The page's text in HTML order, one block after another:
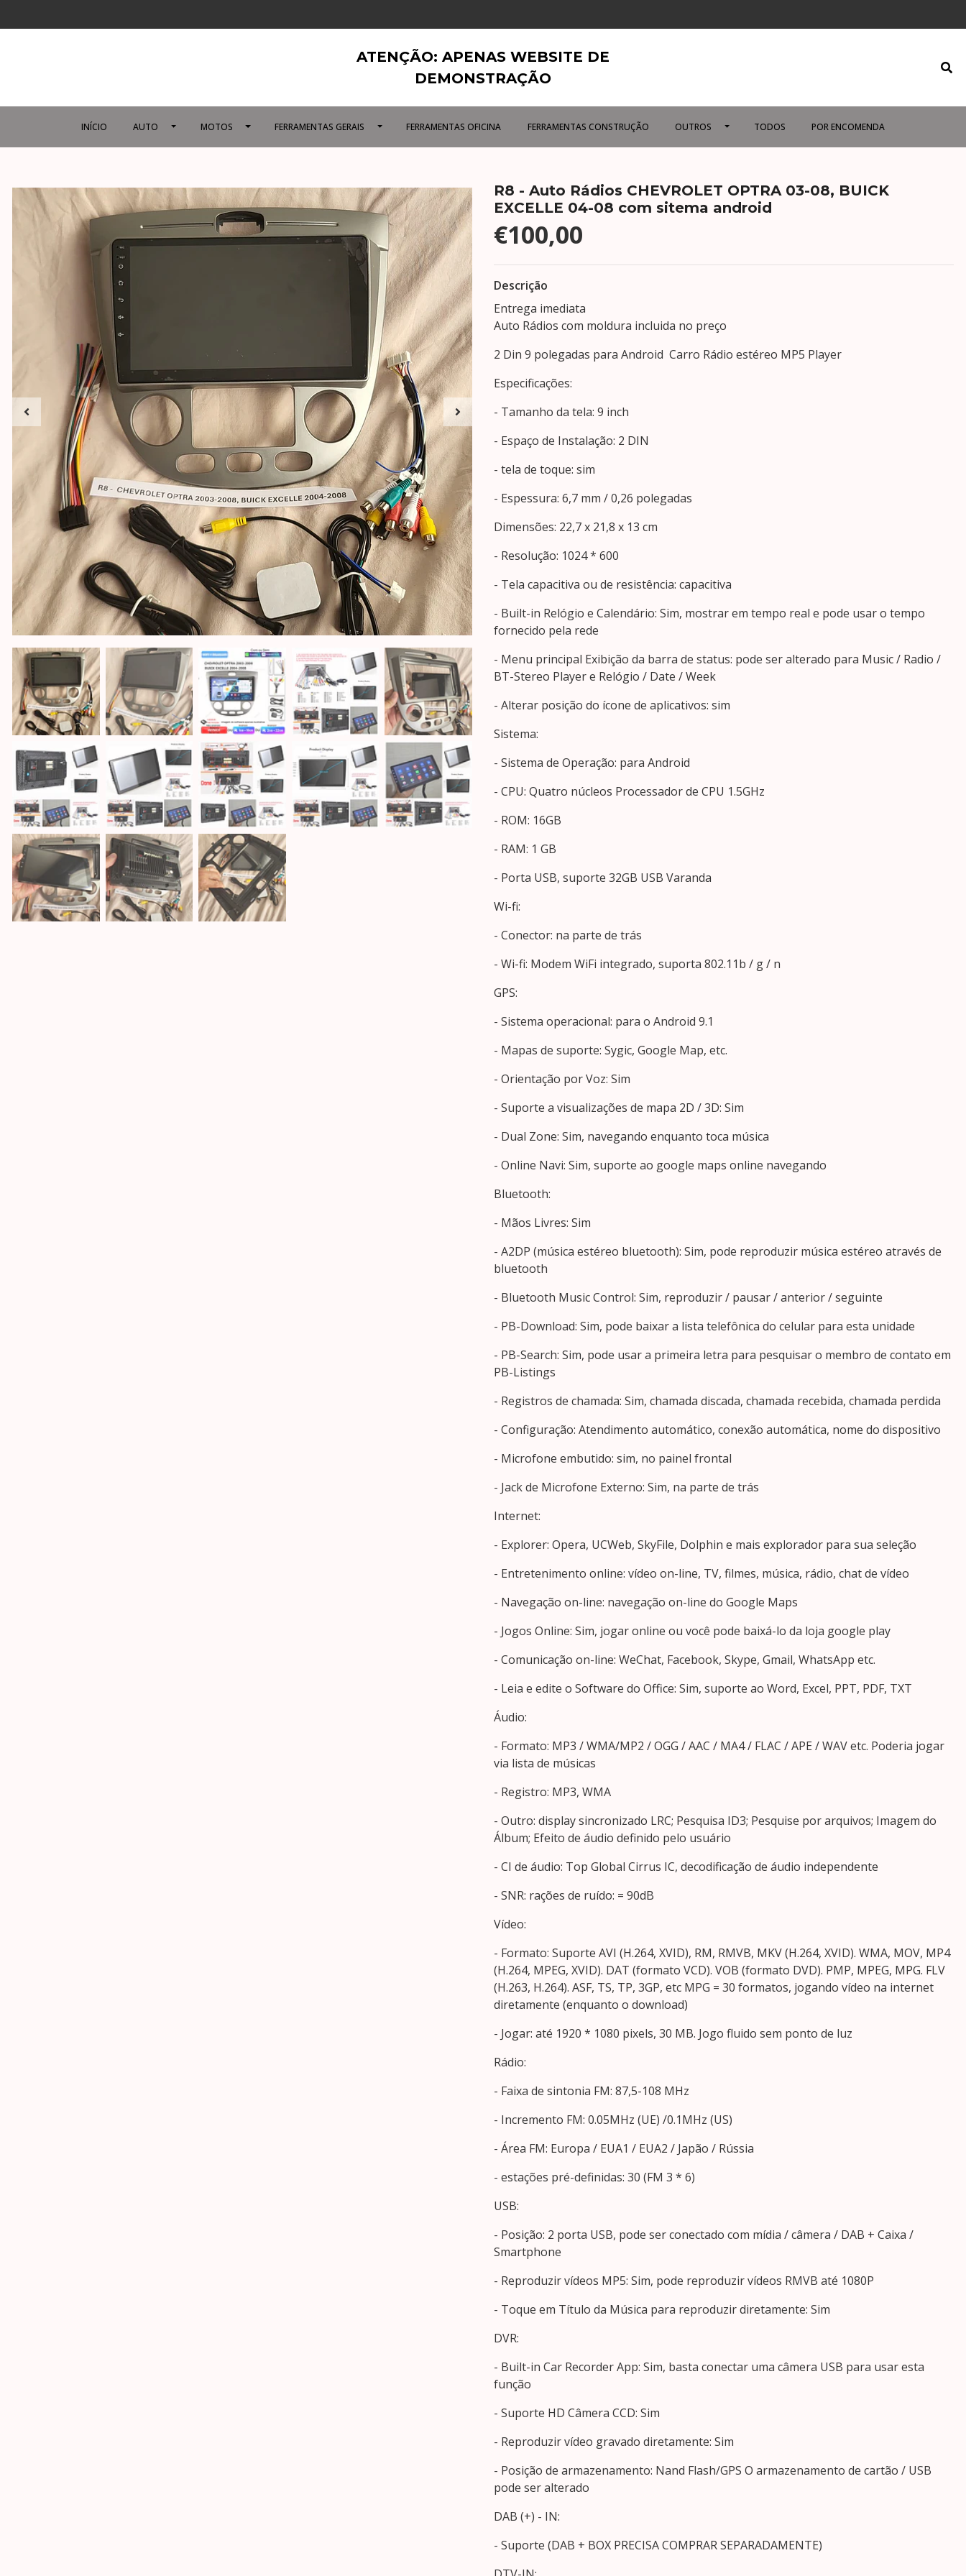
ATENÇÃO: APENAS WEBSITE DE
DEMONSTRAÇÃO
INÍCIO AUTO MOTOS FERRAMENTAS GERAIS FERRAMENTAS OFICINA FERRAMENTAS CONSTRUÇÃO OUTROS TODOS POR ENCOMENDA
R8 - Auto Rádios CHEVROLET OPTRA 03-08, BUICK
EXCELLE 04-08 com sitema android
€100,00
Descrição
Entrega imediata
Auto Rádios com moldura incluida no preço
2 Din 9 polegadas para Android Carro Rádio estéreo MP5 Player
Especificações:
- Tamanho da tela: 9 inch
- Espaço de Instalação: 2 DIN
- tela de toque: sim
- Espessura: 6,7 mm / 0,26 polegadas
Dimensões: 22,7 x 21,8 x 13 cm
- Resolução: 1024 * 600
- Tela capacitiva ou de resistência: capacitiva
- Built-in Relógio e Calendário: Sim, mostrar em tempo real e pode usar o tempo
fornecido pela rede
- Menu principal Exibição da barra de status: pode ser alterado para Music / Radio /
BT-Stereo Player e Relógio / Date / Week
- Alterar posição do ícone de aplicativos: sim
Sistema:
- Sistema de Operação: para Android
- CPU: Quatro núcleos Processador de CPU 1.5GHz
- ROM: 16GB
- RAM: 1 GB
- Porta USB, suporte 32GB USB Varanda
Wi-fi:
- Conector: na parte de trás
- Wi-fi: Modem WiFi integrado, suporta 802.11b / g / n
GPS:
- Sistema operacional: para o Android 9.1
- Mapas de suporte: Sygic, Google Map, etc.
- Orientação por Voz: Sim
- Suporte a visualizações de mapa 2D / 3D: Sim
- Dual Zone: Sim, navegando enquanto toca música
- Online Navi: Sim, suporte ao google maps online navegando
Bluetooth:
- Mãos Livres: Sim
- A2DP (música estéreo bluetooth): Sim, pode reproduzir música estéreo através de
bluetooth
- Bluetooth Music Control: Sim, reproduzir / pausar / anterior / seguinte
- PB-Download: Sim, pode baixar a lista telefônica do celular para esta unidade
- PB-Search: Sim, pode usar a primeira letra para pesquisar o membro de contato em
PB-Listings
- Registros de chamada: Sim, chamada discada, chamada recebida, chamada perdida
- Configuração: Atendimento automático, conexão automática, nome do dispositivo
- Microfone embutido: sim, no painel frontal
- Jack de Microfone Externo: Sim, na parte de trás
Internet:
- Explorer: Opera, UCWeb, SkyFile, Dolphin e mais explorador para sua seleção
- Entretenimento online: vídeo on-line, TV, filmes, música, rádio, chat de vídeo
- Navegação on-line: navegação on-line do Google Maps
- Jogos Online: Sim, jogar online ou você pode baixá-lo da loja google play
- Comunicação on-line: WeChat, Facebook, Skype, Gmail, WhatsApp etc.
- Leia e edite o Software do Office: Sim, suporte ao Word, Excel, PPT, PDF, TXT
Áudio:
- Formato: MP3 / WMA/MP2 / OGG / AAC / MA4 / FLAC / APE / WAV etc. Poderia jogar
via lista de músicas
- Registro: MP3, WMA
- Outro: display sincronizado LRC; Pesquisa ID3; Pesquise por arquivos; Imagem do
Álbum; Efeito de áudio definido pelo usuário
- CI de áudio: Top Global Cirrus IC, decodificação de áudio independente
- SNR: rações de ruído: = 90dB
Vídeo:
- Formato: Suporte AVI (H.264, XVID), RM, RMVB, MKV (H.264, XVID). WMA, MOV, MP4
(H.264, MPEG, XVID). DAT (formato VCD). VOB (formato DVD). PMP, MPEG, MPG. FLV
(H.263, H.264). ASF, TS, TP, 3GP, etc MPG = 30 formatos, jogando vídeo na internet
diretamente (enquanto o download)
- Jogar: até 1920 * 1080 pixels, 30 MB. Jogo fluido sem ponto de luz
Rádio:
- Faixa de sintonia FM: 87,5-108 MHz
- Incremento FM: 0.05MHz (UE) /0.1MHz (US)
- Área FM: Europa / EUA1 / EUA2 / Japão / Rússia
- estações pré-definidas: 30 (FM 3 * 6)
USB:
- Posição: 2 porta USB, pode ser conectado com mídia / câmera / DAB + Caixa /
Smartphone
- Reproduzir vídeos MP5: Sim, pode reproduzir vídeos RMVB até 1080P
- Toque em Título da Música para reproduzir diretamente: Sim
DVR:
- Built-in Car Recorder App: Sim, basta conectar uma câmera USB para usar esta
função
- Suporte HD Câmera CCD: Sim
- Reproduzir vídeo gravado diretamente: Sim
- Posição de armazenamento: Nand Flash/GPS O armazenamento de cartão / USB
pode ser alterado
DAB (+) - IN:
- Suporte (DAB + BOX PRECISA COMPRAR SEPARADAMENTE)